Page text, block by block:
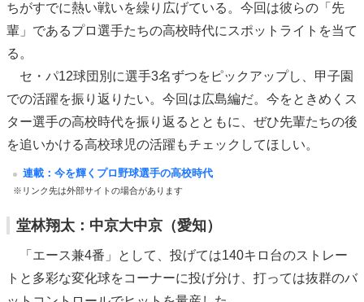
ちがすでに熱い戦いを繰り広げている。今回は彼らの「先
輩」であるプロ選手たちの高校時代にスポットライトを当て
る。
セ・パ12球団別に選手3名ずつをピックアップし、甲子園
での活躍を振り返りたい。今回は広島編だ。今をときめくス
ター選手の高校時代を振り返るとともに、ぜひ先輩たちの後
を追いかける高校球児の活躍もチェックしてほしい。
連載：今を輝くプロ野球選手の高校時代
※リンク先は外部サイトの場合があります
堂林翔太：中京大中京（愛知）
「エース兼4番」として、投げては140キロ台のストレー
トと多彩な変化球をコーナーに投げ分け、打っては抜群のバ